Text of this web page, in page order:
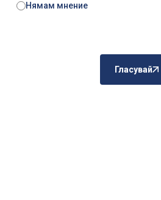
Нямам мнение
Гласувай